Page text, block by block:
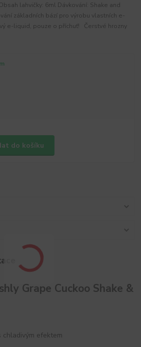
lahvičky: 6ml Dávkování: Shake and
základních bází pro výrobu vlastních e-
e-liquid, pouze o příchuť! Čerstvé hrozny
do košíku
Grape Cuckoo Shake &
chladivým efektem